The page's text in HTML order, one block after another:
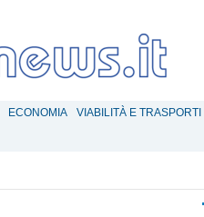
ECONOMIA VIABILITÀ E TRASPORTI